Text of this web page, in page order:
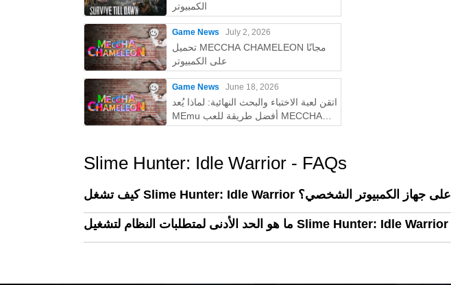
الكمبيوتر
Game News July 2, 2026
تحميل MECCHA CHAMELEON مجانًا
على الكمبيوتر
Game News June 18, 2026
اتقن لعبة الاختباء والبحث النهائية: لماذا يُعد
MEmu أفضل طريقة للعب MECCHA
CHAMELEON على الكمبيوتر!
Slime Hunter: Idle Warrior - FAQs
كيف تشغل Slime Hunter: Idle Warrior على جهاز الكمبيوتر الشخصي؟